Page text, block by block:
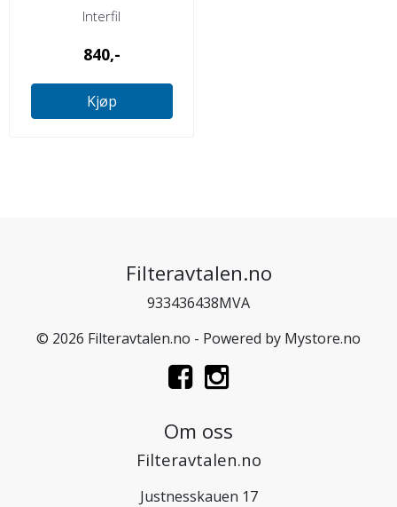
Interfil
840,-
Kjøp
Filteravtalen.no
933436438MVA
© 2026 Filteravtalen.no - Powered by Mystore.no
Om oss
Filteravtalen.no
Justnesskauen 17